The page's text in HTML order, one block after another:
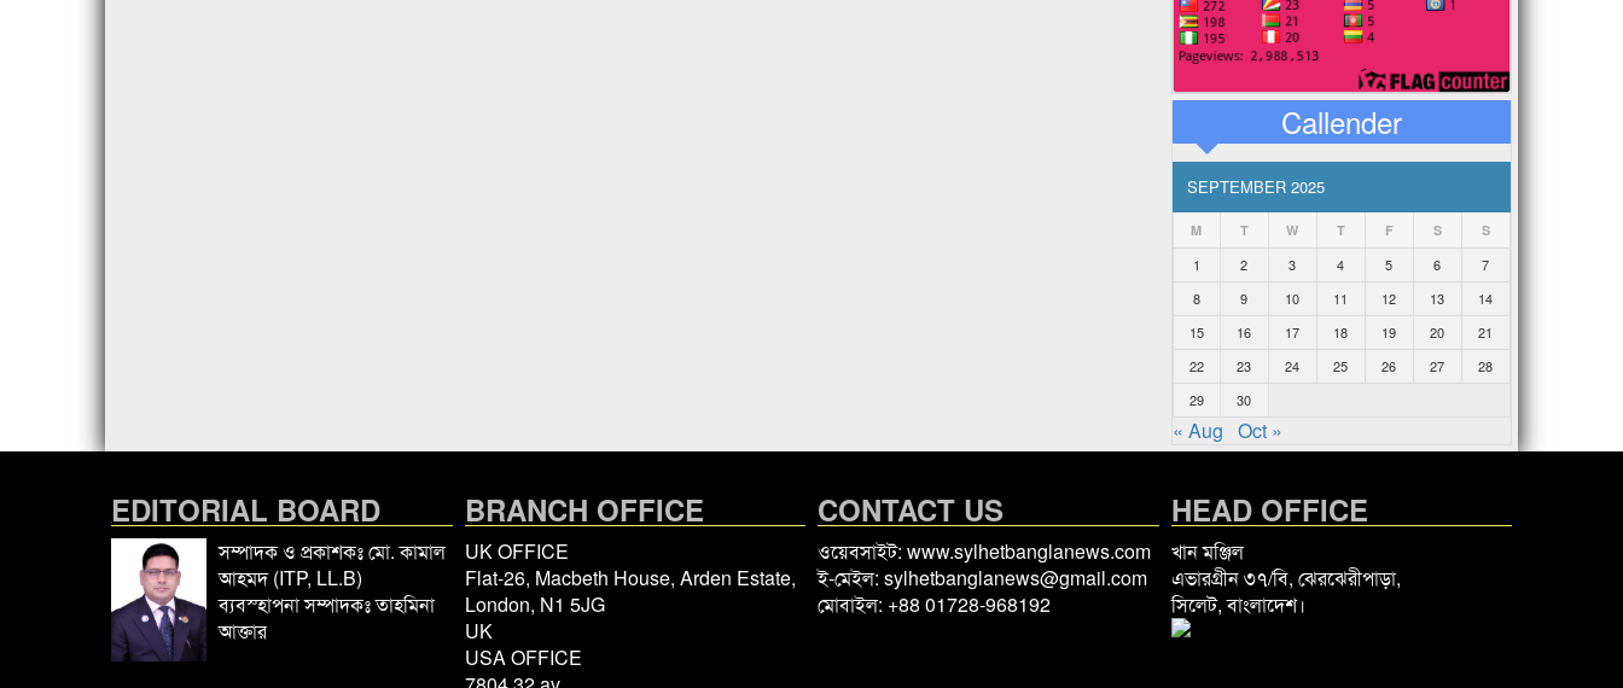
Callender
SEPTEMBER 2025
M T W T F S S
1 2 3 4 5 6
7
8
9 10 11 12 13
14
15
16 17 18 19 20
21
22
23 24 25 26 27
28
29
30
« Aug Oct »
EDITORIAL BOARD
সম্পাদক ও প্রকাশকঃ মো. কামাল
আহমদ (ITP, LL.B)
ব্যবস্হাপনা সম্পাদকঃ তাহমিনা
আক্তার
BRANCH OFFICE
UK OFFICE
Flat-26, Macbeth House, Arden Estate,
London, N1 5JG
UK
USA OFFICE
CONTACT US
ওয়েবসাইট: www.sylhetbanglanews.com
ই-মেইল: sylhetbanglanews@gmail.com
মোবাইল: +88 01728-968192
HEAD OFFICE
খান মঞ্জিল
এভারগ্রীন ৩৭/বি, ঝেরঝেরীপাড়া,
সিলেট, বাংলাদেশ।